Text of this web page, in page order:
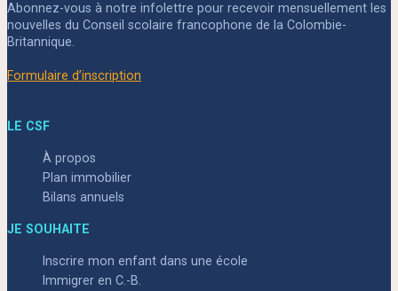
Abonnez-vous à notre infolettre pour recevoir mensuellement les
nouvelles du Conseil scolaire francophone de la Colombie-
Britannique.
Formulaire d’inscription
LE CSF
À propos
Plan immobilier
Bilans annuels
JE SOUHAITE
Inscrire mon enfant dans une école
Immigrer en C.-B.